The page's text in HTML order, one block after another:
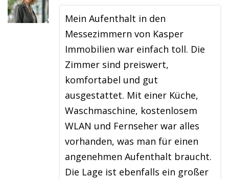
Mein Aufenthalt in den
Messezimmern von Kasper
Immobilien war einfach toll. Die
Zimmer sind preiswert,
komfortabel und gut
ausgestattet. Mit einer Küche,
Waschmaschine, kostenlosem
WLAN und Fernseher war alles
vorhanden, was man für einen
angenehmen Aufenthalt braucht.
Die Lage ist ebenfalls ein großer